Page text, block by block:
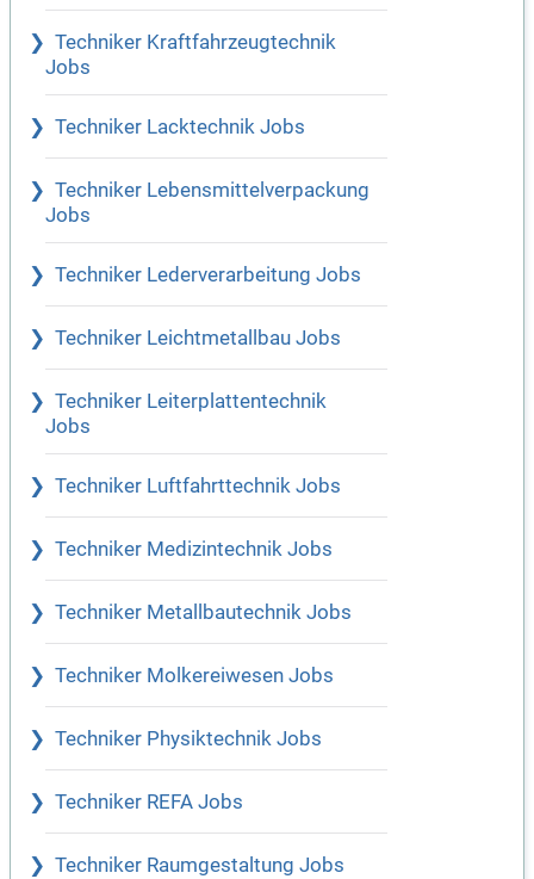
Techniker Kraftfahrzeugtechnik
Jobs
Techniker Lacktechnik Jobs
Techniker Lebensmittelverpackung
Jobs
Techniker Lederverarbeitung Jobs
Techniker Leichtmetallbau Jobs
Techniker Leiterplattentechnik
Jobs
Techniker Luftfahrttechnik Jobs
Techniker Medizintechnik Jobs
Techniker Metallbautechnik Jobs
Techniker Molkereiwesen Jobs
Techniker Physiktechnik Jobs
Techniker REFA Jobs
Techniker Raumgestaltung Jobs